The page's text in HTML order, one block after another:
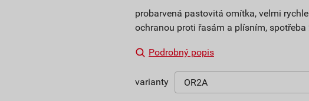
probarvená pastovitá omítka, velmi
ochranou proti řasám a plísním,
Podrobný popis
varianty